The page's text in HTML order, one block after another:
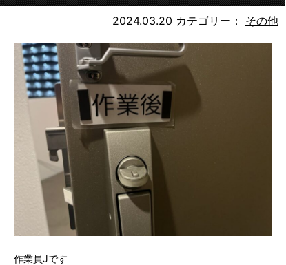
2024.03.20 カテゴリー： その他
作業員Jです